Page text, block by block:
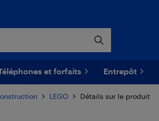
et forfaits Entrepôt
LEGO Détails sur le produit